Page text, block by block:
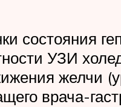
состояния
УЗИ
желчи
врача-